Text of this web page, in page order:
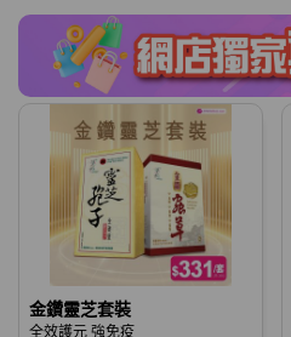
金鑽靈芝套裝
全效護元 強免疫